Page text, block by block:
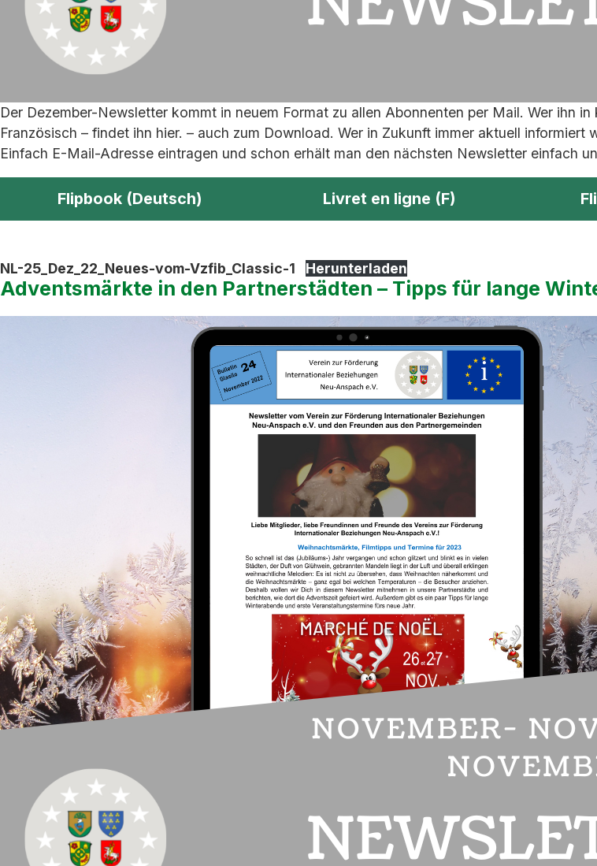
Der Dezember-Newsletter kommt in neuem Format zu allen Abonnenten per Mail. Wer ihn
Französisch – findet ihn hier. – auch zum Download. Wer in Zukunft immer aktuell
Einfach E-Mail-Adresse eintragen und schon erhält man den nächsten Newsletter einfach
Flipbook (Deutsch) Livret en ligne (F)
NL-25_Dez_22_Neues-vom-Vzfib_Classic-1 Herunterladen
Adventsmärkte in den Partnerstädten – Tipps für lange